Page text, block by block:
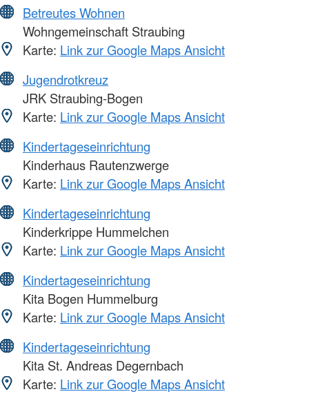
Betreutes Wohnen
Wohngemeinschaft Straubing
Karte: Link zur Google Maps Ansicht
Jugendrotkreuz
JRK Straubing-Bogen
Karte: Link zur Google Maps Ansicht
Kindertageseinrichtung
Kinderhaus Rautenzwerge
Karte: Link zur Google Maps Ansicht
Kindertageseinrichtung
Kinderkrippe Hummelchen
Karte: Link zur Google Maps Ansicht
Kindertageseinrichtung
Kita Bogen Hummelburg
Karte: Link zur Google Maps Ansicht
Kindertageseinrichtung
Kita St. Andreas Degernbach
Karte: Link zur Google Maps Ansicht